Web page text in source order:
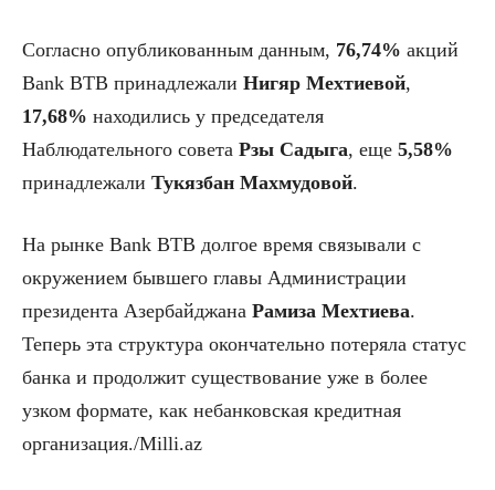
Согласно опубликованным данным, 76,74% акций
Bank BTB принадлежали Нигяр Мехтиевой,
17,68% находились у председателя
Наблюдательного совета Рзы Садыга, еще 5,58%
принадлежали Тукязбан Махмудовой.
На рынке Bank BTB долгое время связывали с
окружением бывшего главы Администрации
президента Азербайджана Рамиза Мехтиева.
Теперь эта структура окончательно потеряла статус
банка и продолжит существование уже в более
узком формате, как небанковская кредитная
организация./Milli.az